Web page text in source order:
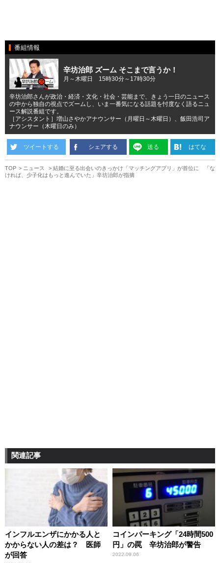
番組情報
辛坊治郎 ズーム そこまで言うか！
月～木曜日 15時30分～17時30分
辛坊治郎さんが政治・経済・文化・社会・芸能まで、きょう一日のニュース
の中から独自の視点でズームし、いま一番気になる話題を忖度なく語るニュ
ース解説番組です。
［アシスタント］増山さやかアナウンサー（月曜日～木曜日）、飯田浩司ア
ナウンサー（木曜日のみ）
ツイートする シェアする 送る はてな
TOP ニュース
結婚に至る出会いのきっかけ「マッチングアプリ」が首位に 「な
ければ、少子化はもっと進んでいた」辛坊治郎が指摘
関連記事
インフルエンザにかかる人と
かからない人の差は？ 医師
が回答
コインパーキング「24時間500
円」の罠 辛坊治郎が警告
2022.09.06